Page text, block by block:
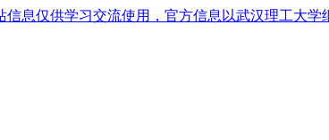
信息仅供学习交流使用，官方信息以武汉理工大学